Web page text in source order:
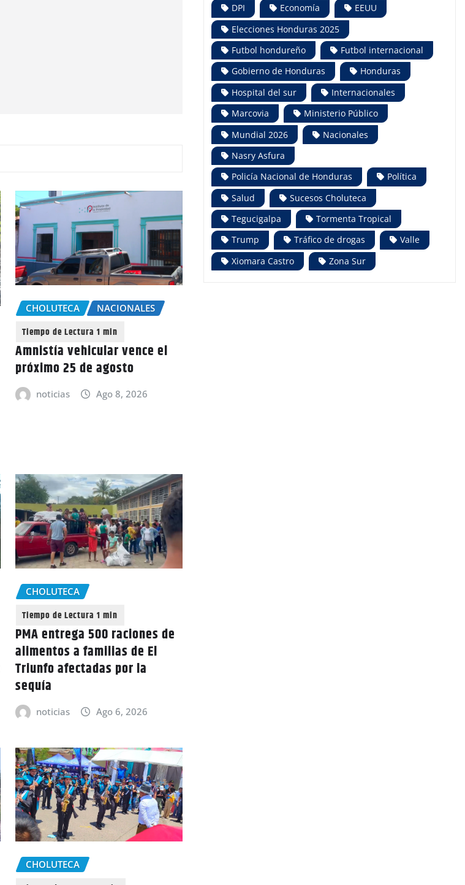
CHOLUTECA NACIONALES
Amnistía vehicular vence el
próximo 25 de agosto
noticias Ago 8, 2026
CHOLUTECA
PMA entrega 500 raciones de
alimentos a familias de El
Triunfo afectadas por la
sequía
noticias Ago 6, 2026
CHOLUTECA
DPI
Economía
EEUU
Elecciones Honduras 2025
Futbol hondureño
Futbol internacional
Gobierno de Honduras
Honduras
Hospital del sur
Internacionales
Marcovia
Ministerio Público
Mundial 2026
Nacionales
Nasry Asfura
Policía Nacional de Honduras
Política
Salud
Sucesos Choluteca
Tegucigalpa
Tormenta Tropical
Trump
Tráfico de drogas
Valle
Xiomara Castro
Zona Sur